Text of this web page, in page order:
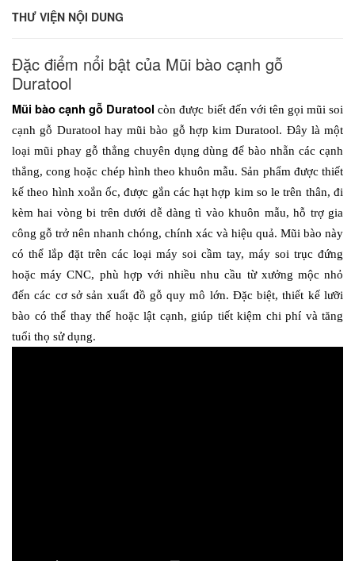
THƯ VIỆN NỘI DUNG
Đặc điểm nổi bật của Mũi bào cạnh gỗ
Duratool
Mũi bào cạnh gỗ Duratool còn được biết đến với tên gọi mũi soi
cạnh gỗ Duratool hay mũi bào gỗ hợp kim Duratool. Đây là một
loại mũi phay gỗ thẳng chuyên dụng dùng để bào nhẵn các cạnh
thẳng, cong hoặc chép hình theo khuôn mẫu. Sản phẩm được thiết
kế theo hình xoắn ốc, được gắn các hạt hợp kim so le trên thân, đi
kèm hai vòng bi trên dưới dễ dàng tì vào khuôn mẫu, hỗ trợ gia
công gỗ trở nên nhanh chóng, chính xác và hiệu quả. Mũi bào này
có thể lắp đặt trên các loại máy soi cầm tay, máy soi trục đứng
hoặc máy CNC, phù hợp với nhiều nhu cầu từ xưởng mộc nhỏ
đến các cơ sở sản xuất đồ gỗ quy mô lớn. Đặc biệt, thiết kế lưỡi
bào có thể thay thế hoặc lật cạnh, giúp tiết kiệm chi phí và tăng
tuổi thọ sử dụng.